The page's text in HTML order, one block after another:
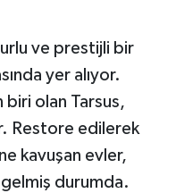
ve prestijli bir
yer alıyor.
olan Tarsus,
Restore edilerek
kavuşan evler,
gelmiş durumda.